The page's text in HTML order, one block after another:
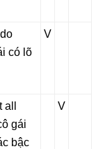
có lõ
V
gái
bậc
V